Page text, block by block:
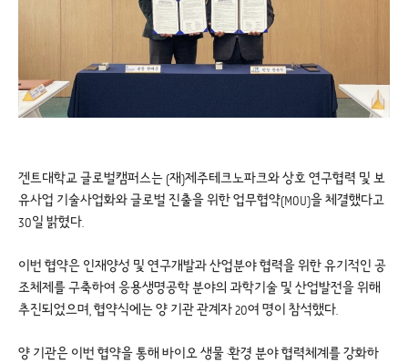
겐트대학교 글로벌캠퍼스는 (재)제주테크노파크와 상호 연구협력 및 보
유사업 기술사업화와 글로벌 진출을 위한 업무협약(MOU)을 체결했다고
30일 밝혔다.
이번 협약은 인재양성 및 연구개발과 산업분야 협력을 위한 유기적인 공
조체제를 구축하여 응용생명공학 분야의 과학기술 및 산업발전을 위해
추진되었으며, 협약식에는 양 기관 관계자 20여 명이 참석했다.
양 기관은 이번 협약을 통해 바이오 생물 ·환경 분야 협력체계를 강화하